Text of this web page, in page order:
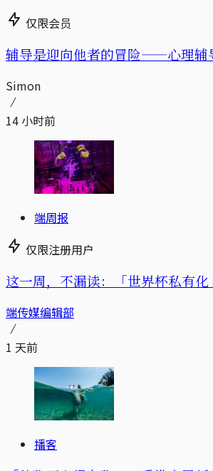
仅限会员
辅导是迎向他者的冒险——心理辅
Simon
14 小时前
端周报
仅限注册用户
这一周，不漏读：「世界杯私有
端传媒编辑部
1 天前
播客